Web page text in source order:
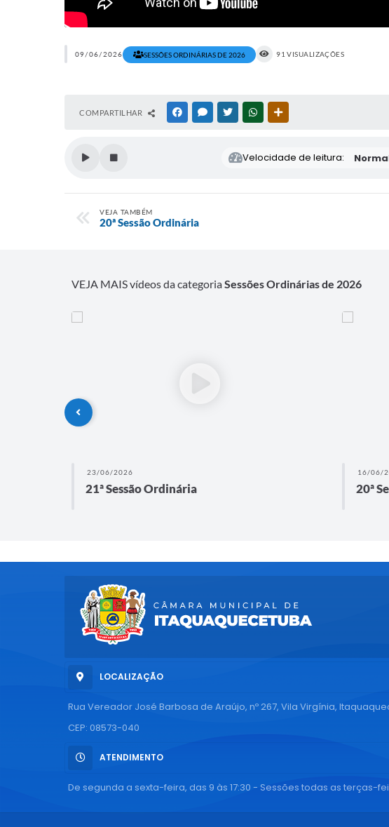
09/06/2026 SESSÕES ORDINÁRIAS DE 2026 91 VISUALIZAÇÕES
COMPARTILHAR FACEBOOKMESSENGER
TWITTERWHATSAPP
Velocidade de leitura:
VEJA TAMBÉM
20ª Sessão Ordinária
VEJA MAIS vídeos da categoriaSessões Ordinárias de 2026
23/06/2026
21ª Sessão Ordinária
16/06/
20ª
LOCALIZAÇÃO
Rua Vereador José Barbosa de Araújo, nº 267, Vila Virgínia,
CEP: 08573-040
ATENDIMENTO
De segunda a sexta-feira, das 9 às 17:30 - Sessões todas as terças-